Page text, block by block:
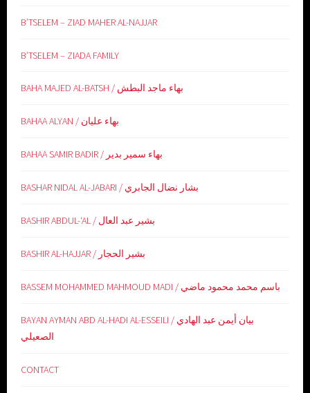
B’TSELEM – ZIAD MAHER AL-NAJJAR
B’TSELEM – ZIADA FAMILY
BAHA MAJED AL-BATSH / بهاء ماجد البطش
BAHAA ALYAN / بهاء عليان
BAHAA SAMIR BADIR / بهاء سمير بدير
BASHAR NIDAL AL-JABARI / بشار نضال الجابري
BASHIR ABDUL-‘AL / بشير عبد العال
BASHIR AL-HAJJAR / بشير الحجار
BASSEM MOHAMMED MAHMOUD MADI / باسم محمد محمود ماضي
BAYAN AYMAN ABD AL-HADI AL-ESSEILI / بيان أيمن عبد الهادي
الصعيلي
CONTACT